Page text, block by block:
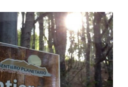
del Terminillo